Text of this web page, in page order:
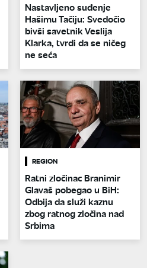
Nastavljeno suđenje
Hašimu Tačiju: Svedočio
bivši savetnik Veslija
Klarka, tvrdi da se ničeg
ne seća
REGION
Ratni zločinac Branimir
Glavaš pobegao u BiH:
Odbija da služi kaznu
zbog ratnog zločina nad
Srbima